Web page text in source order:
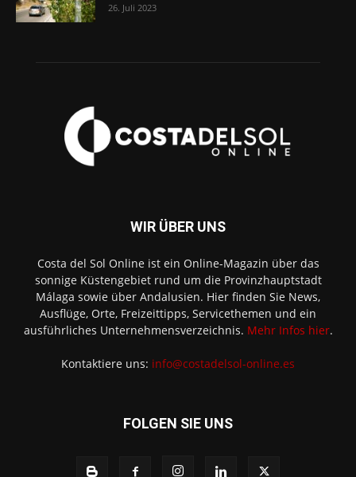
26. Juli 2023
WIR ÜBER UNS
Costa del Sol Online ist ein Online-Magazin über das
sonnige Küstengebiet rund um die Provinzhauptstadt
Málaga sowie über Andalusien. Hier finden Sie News,
Ausflüge, Orte, Freizeittipps, Servicethemen und ein
ausführliches Unternehmensverzeichnis. Mehr Infos hier.
Kontaktiere uns: info@costadelsol-online.es
FOLGEN SIE UNS